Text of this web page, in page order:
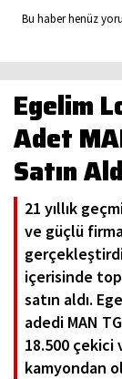
Bu haber henüz
Egelim
Adet
Satın
21 yıllık
ve güçlü
içerisinde
satın aldı.
adedi MAN
18.500 çekici
kamyondan